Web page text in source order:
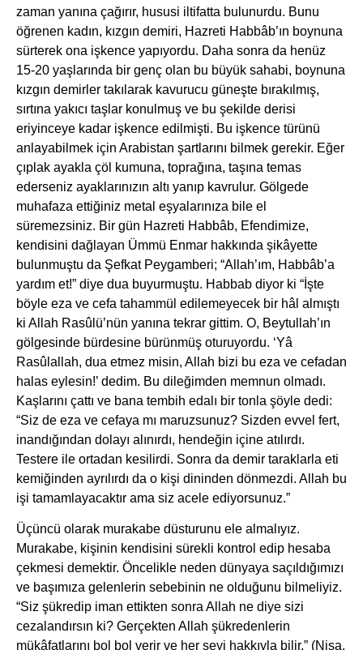
zaman yanına çağırır, hususi iltifatta bulunurdu. Bunu
öğrenen kadın, kızgın demiri, Hazreti Habbâb’ın boynuna
sürterek ona işkence yapıyordu. Daha sonra da henüz
15-20 yaşlarında bir genç olan bu büyük sahabi, boynuna
kızgın demirler takılarak kavurucu güneşte bırakılmış,
sırtına yakıcı taşlar konulmuş ve bu şekilde derisi
eriyinceye kadar işkence edilmişti. Bu işkence türünü
anlayabilmek için Arabistan şartlarını bilmek gerekir. Eğer
çıplak ayakla çöl kumuna, toprağına, taşına temas
ederseniz ayaklarınızın altı yanıp kavrulur. Gölgede
muhafaza ettiğiniz metal eşyalarınıza bile el
süremezsiniz. Bir gün Hazreti Habbâb, Efendimize,
kendisini dağlayan Ümmü Enmar hakkında şikâyette
bulunmuştu da Şefkat Peygamberi; “Allah’ım, Habbâb’a
yardım et!” diye dua buyurmuştu. Habbab diyor ki “İşte
böyle eza ve cefa tahammül edilemeyecek bir hâl almıştı
ki Allah Rasûlü’nün yanına tekrar gittim. O, Beytullah’ın
gölgesinde bürdesine bürünmüş oturuyordu. ‘Yâ
Rasûlallah, dua etmez misin, Allah bizi bu eza ve cefadan
halas eylesin!’ dedim. Bu dileğimden memnun olmadı.
Kaşlarını çattı ve bana tembih edalı bir tonla şöyle dedi:
“Siz de eza ve cefaya mı maruzsunuz? Sizden evvel fert,
inandığından dolayı alınırdı, hendeğin içine atılırdı.
Testere ile ortadan kesilirdi. Sonra da demir taraklarla eti
kemiğinden ayrılırdı da o kişi dininden dönmezdi. Allah bu
işi tamamlayacaktır ama siz acele ediyorsunuz.”
Üçüncü olarak murakabe düsturunu ele almalıyız.
Murakabe, kişinin kendisini sürekli kontrol edip hesaba
çekmesi demektir. Öncelikle neden dünyaya saçıldığımızı
ve başımıza gelenlerin sebebinin ne olduğunu bilmeliyiz.
“Siz şükredip iman ettikten sonra Allah ne diye sizi
cezalandırsın ki? Gerçekten Allah şükredenlerin
mükâfatlarını bol bol verir ve her şeyi hakkıyla bilir.” (Nisa,